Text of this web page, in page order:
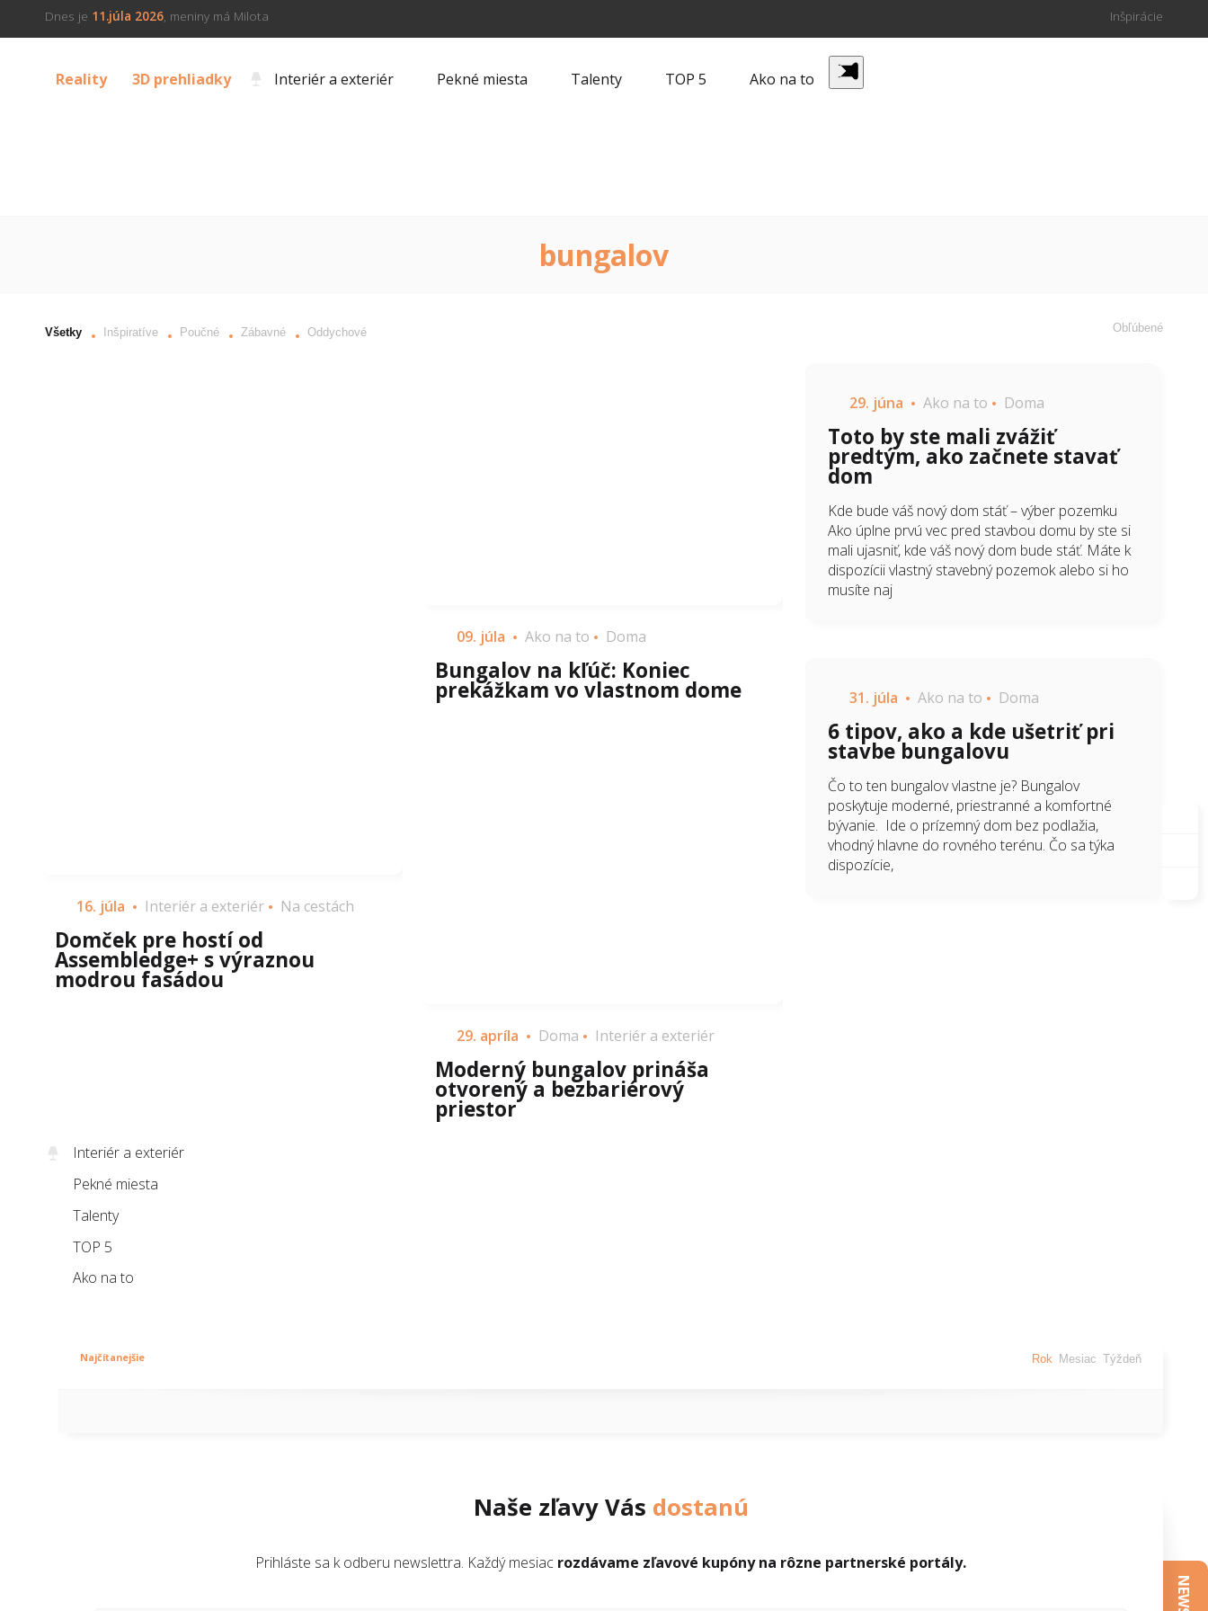
Dnes je 11.júla 2026, meniny má Milota Inšpirácie
Reality 3D prehliadky Interiér a exteriér Pekné miesta Talenty TOP 5 Ako na to
bungalov
Všetky Inšpiratíve Poučné Zábavné Oddychové Obľúbené
16. júla Interiér a exteriér Na cestách
Domček pre hostí od
Assembledge+ s výraznou
modrou fasádou
09. júla Ako na to Doma
Bungalov na kľúč: Koniec
prekážkam vo vlastnom dome
29. júna Ako na to Doma
Toto by ste mali zvážiť
predtým, ako začnete stavať
dom
Kde bude váš nový dom stáť – výber pozemku
Ako úplne prvú vec pred stavbou domu by ste si
mali ujasniť, kde váš nový dom bude stáť. Máte k
dispozícii vlastný stavebný pozemok alebo si ho
musíte naj
31. júla Ako na to Doma
6 tipov, ako a kde ušetriť pri
stavbe bungalovu
Čo to ten bungalov vlastne je? Bungalov
poskytuje moderné, priestranné a komfortné
bývanie. Ide o prízemný dom bez podlažia,
vhodný hlavne do rovného terénu. Čo sa týka
dispozície,
29. apríla Doma Interiér a exteriér
Moderný bungalov prináša
otvorený a bezbariérový
priestor
Interiér a exteriér
Pekné miesta
Talenty
TOP 5
Ako na to
Najčítanejšie Rok Mesiac Týždeň
Naše zľavy Vás dostanú
Prihláste sa k odberu newslettra. Každý mesiac rozdávame zľavové kupóny na rôzne partnerské portály.